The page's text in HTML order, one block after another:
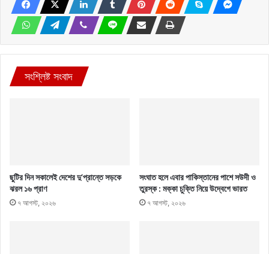
সংশ্লিষ্ট সংবাদ
ছুটির দিন সকালেই দেশের দু’প্রান্তে সড়কে
ঝরল ১৬ প্রাণ
৭ আগস্ট, ২০২৬
সংঘাত হলে এবার পাকিস্তানের পাশে সউদী ও
তুরস্ক : মক্কা চুক্তি নিয়ে উদ্বেগে ভারত
৭ আগস্ট, ২০২৬